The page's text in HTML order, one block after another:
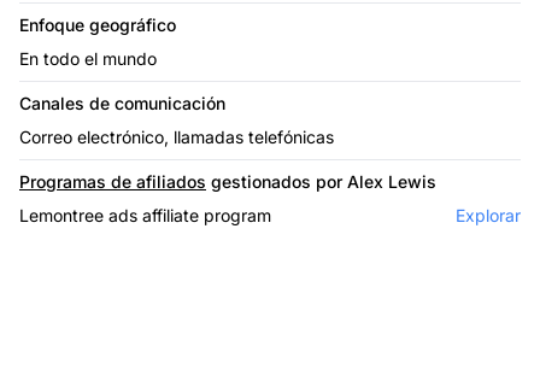
Enfoque geográfico
En todo el mundo
Canales de comunicación
Correo electrónico, llamadas telefónicas
Programas de afiliados gestionados por Alex Lewis
Lemontree ads affiliate program
Explorar